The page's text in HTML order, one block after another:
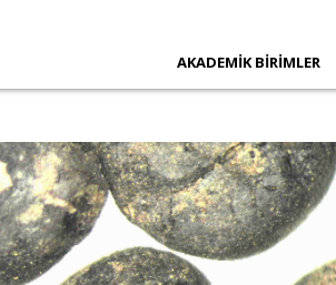
AKADEMİK BİRİMLER